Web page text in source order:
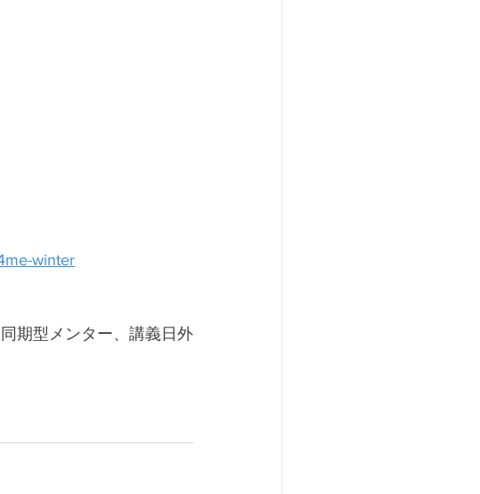
winter
期型メンター、講義日外